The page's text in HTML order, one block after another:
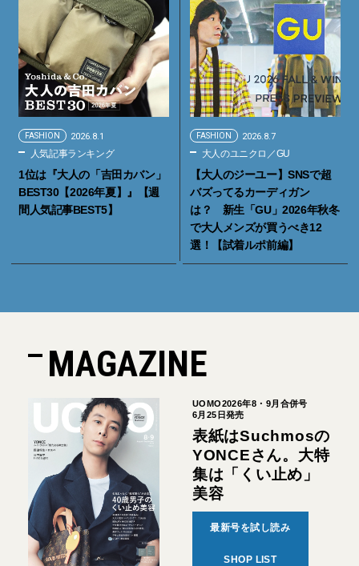
FASHION 2026.8.1
人気記事ランキング
1位は『大人の「吉田カバン」
BEST30【2026年夏】』【週
間人気記事BEST5】
FASHION 2026.8.7
大人のユニクロ／GU
【大人のジーユー】SNSで超
バズってるカーディガン
は？ 新生「GU」2026年秋冬
で大人メンズが買うべき12
選！【試着ルポ前編】
MAGAZINE
UOMO2026年8・9月合併号
6月25日発売
表紙はSuchmosの
YONCEさん。大特
集は「くい止め」
美容
最新号を試し読み
SHOP LIST